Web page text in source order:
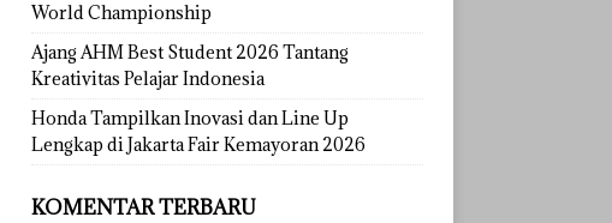
World Championship
Ajang AHM Best Student 2026 Tantang
Kreativitas Pelajar Indonesia
Honda Tampilkan Inovasi dan Line Up
Lengkap di Jakarta Fair Kemayoran 2026
KOMENTAR TERBARU